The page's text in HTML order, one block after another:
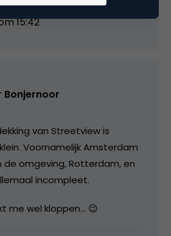
15:42
Bonjernoor
van Streetview is
Voornamelijk Amsterdam
de omgeving, Rotterdam, en
incompleet.
me wel kloppen… 😉